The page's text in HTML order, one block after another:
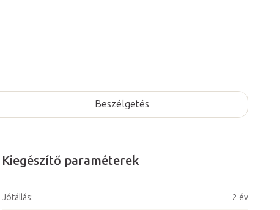
Beszélgetés
Kiegészítő paraméterek
Jótállás: 2 év